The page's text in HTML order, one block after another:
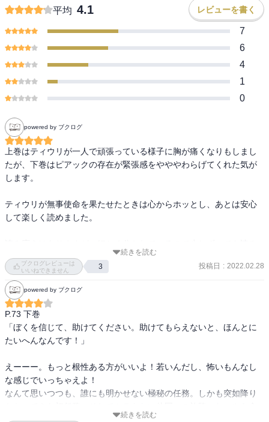
平均 4.1 レビューを書く
7
6
4
1
0
powered by ブクログ
上巻はティウリが一人で頑張っている様子に胸が痛くなりもしまし
たが、下巻はピアックの存在が緊張感をやややわらげてくれた気が
します。
ティウリが無事使命を果たせたときは心からホッとし、あとは安心
して楽しく読めました。
進められると思います。
高学年以上の男女問わず、勧めたいです。
続きを読む
ブクログレビューは
いいねできません
3 投稿日 : 2022.02.28
powered by ブクログ
P.73 下巻
「ぼくを信じて、助けてください。助けてもらえないと、ほんとに
たいへんなんです！」
えーーー。もっと根性ある方がいいよ！若いんだし、怖いもんなし
な感じでいっちゃえよ！
なんて思いつつも、誰にも明かせない極秘の任務。しかも突如降り
の危機もある。16才。
続きを読む